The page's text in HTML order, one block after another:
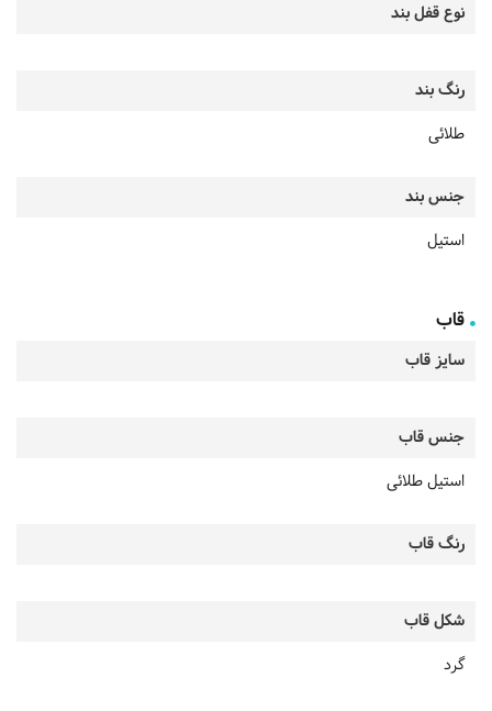
نوع قفل بند
رنگ بند
طلائی
جنس بند
استیل
قاب
سایز قاب
جنس قاب
استیل طلائی
رنگ قاب
شکل قاب
گرد